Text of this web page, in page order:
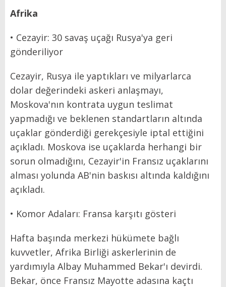
Afrika
• Cezayir: 30 savaş uçağı Rusya'ya geri
gönderiliyor
Cezayir, Rusya ile yaptıkları ve milyarlarca
dolar değerindeki askeri anlaşmayı,
Moskova'nın kontrata uygun teslimat
yapmadığı ve beklenen standartların altında
uçaklar gönderdiği gerekçesiyle iptal ettiğini
açıkladı. Moskova ise uçaklarda herhangi bir
sorun olmadığını, Cezayir'in Fransız uçaklarını
alması yolunda AB'nin baskısı altında kaldığını
açıkladı.
• Komor Adaları: Fransa karşıtı gösteri
Hafta başında merkezi hükümete bağlı
kuvvetler, Afrika Birliği askerlerinin de
yardımıyla Albay Muhammed Bekar'ı devirdi.
Bekar, önce Fransız Mayotte adasına kaçtı